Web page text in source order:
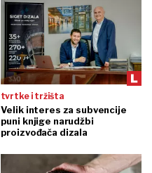
tvrtke i tržišta
Velik interes za subvencije
puni knjige narudžbi
proizvođača dizala